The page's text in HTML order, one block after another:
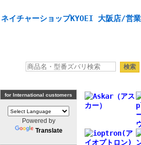
ネイチャーショップKYOEI 大阪店/営
for International customers
Powered by
Translate